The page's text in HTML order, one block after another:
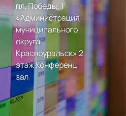
пл. Победы, 1
«Администрация
муниципального
округа
Красноуральск» 2
этаж Конференц
зал